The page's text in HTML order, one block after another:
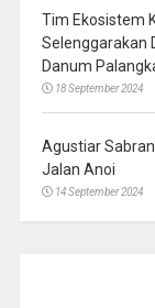
Tim Ekosistem
Selenggarakan
Danum
18 September 2024
Agustiar
Jalan Anoi
14 September 2024